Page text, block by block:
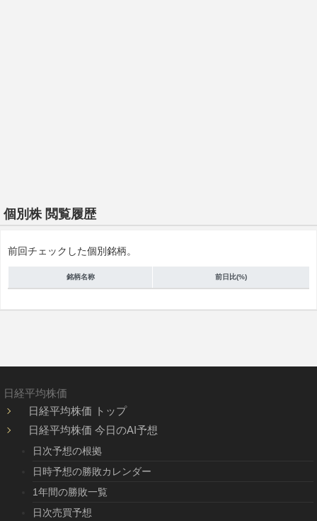
個別株 閲覧履歴
前回チェックした個別銘柄。
銘柄名称 前日比(%)
日経平均株価
日経平均株価 トップ
日経平均株価 今日のAI予想
日次予想の根拠
日時予想の勝敗カレンダー
1年間の勝敗一覧
日次売買予想